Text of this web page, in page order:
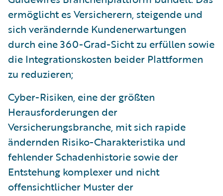
ermöglicht es Versicherern, steigende und
sich verändernde Kundenerwartungen
durch eine 360-Grad-Sicht zu erfüllen sowie
die Integrationskosten beider Plattformen
zu reduzieren;
Cyber-Risiken, eine der größten
Herausforderungen der
Versicherungsbranche, mit sich rapide
ändernden Risiko-Charakteristika und
fehlender Schadenhistorie sowie der
Entstehung komplexer und nicht
offensichtlicher Muster der